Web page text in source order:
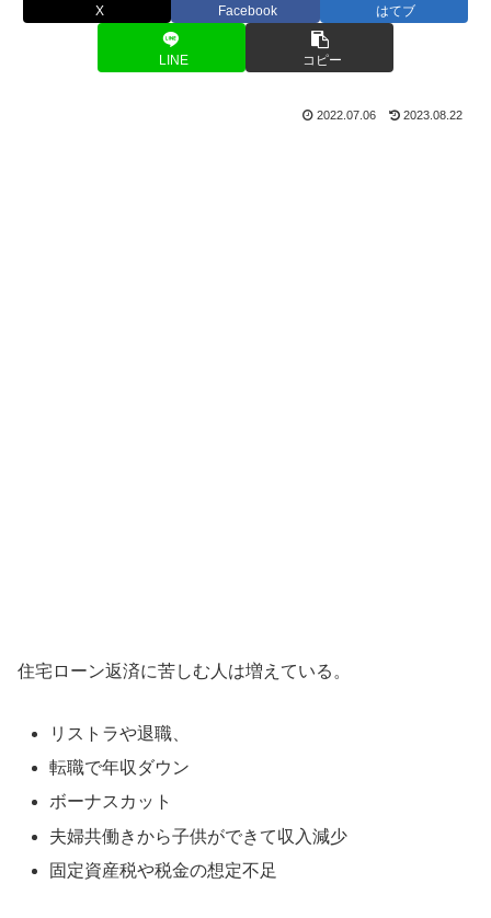
X Facebook はてブ
LINE コピー
2022.07.06 2023.08.22
住宅ローン返済に苦しむ人は増えている。
リストラや退職、
転職で年収ダウン
ボーナスカット
夫婦共働きから子供ができて収入減少
固定資産税や税金の想定不足